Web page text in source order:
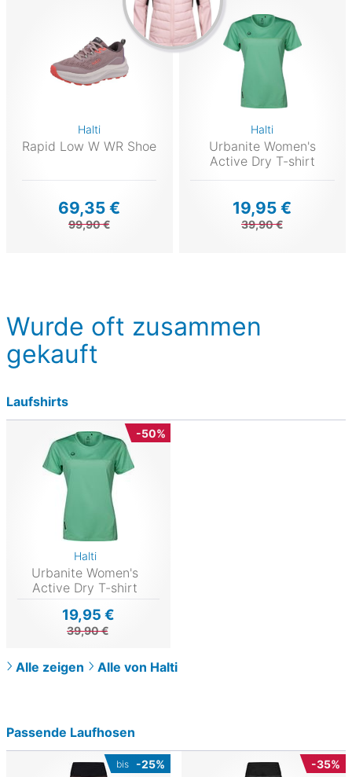
Halti
Rapid Low W WR Shoe
69,35 €
99,90 €
Halti
Urbanite Women's
Active Dry T-shirt
19,95 €
39,90 €
Wurde oft zusammen
gekauft
Laufshirts
-50%
Halti
Urbanite Women's
Active Dry T-shirt
19,95 €
39,90 €
Alle zeigen Alle von Halti
Passende Laufhosen
bis -25% -35%